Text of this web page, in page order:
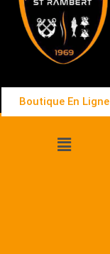
Boutique En Ligne